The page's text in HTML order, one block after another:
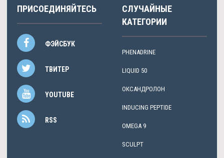
ПРИСОЕДИНЯЙТЕСЬ
ФЭЙСБУК
ТВИТЕР
YOUTUBE
RSS
СЛУЧАЙНЫЕ
КАТЕГОРИИ
PHENADRINE
LIQUID 50
ОКСАНДРОЛОН
INDUCING PEPTIDE
OMEGA 9
SCULPT